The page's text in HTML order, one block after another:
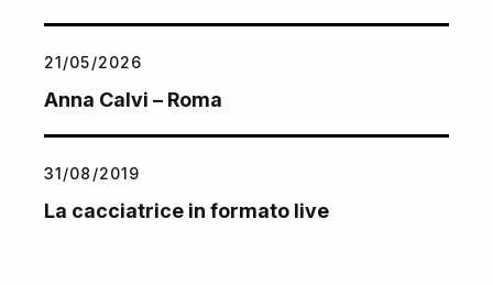
21/05/2026
Anna Calvi – Roma
31/08/2019
La cacciatrice in formato live